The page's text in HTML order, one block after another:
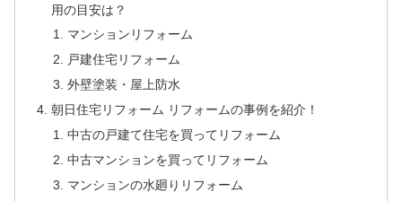
用の目安は？
マンションリフォーム
戸建住宅リフォーム
外壁塗装・屋上防水
朝日住宅リフォーム リフォームの事例を紹介！
中古の戸建て住宅を買ってリフォーム
中古マンションを買ってリフォーム
マンションの水廻りリフォーム